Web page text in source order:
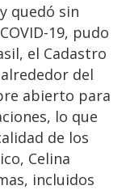
quedó sin
19, pudo
el Cadastro
del
abierto para
lo que
de los
Celina
incluidos